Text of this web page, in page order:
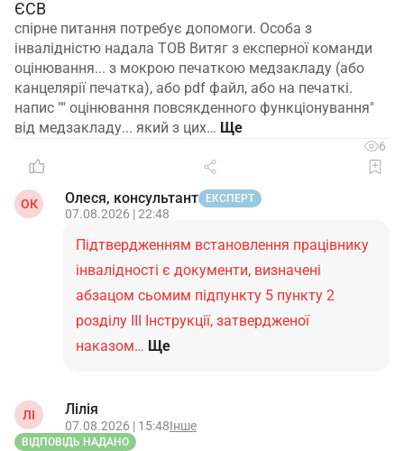
ЄСВ
спірне питання потребує допомоги. Особа з
інвалідністю надала ТОВ Витяг з експерної команди
оцінювання... з мокрою печаткою медзакладу (або
канцелярії печатка), або pdf файл, або на печаткі.
напис "" оцінювання повсякденного функціонування"
від медзакладу... який з цих…
6
ОК Олеся, консультант ЕКСПЕРТ
07.08.2026 | 22:48
Підтвердженням встановлення працівнику
інвалідності є документи, визначені
абзацом сьомим підпункту 5 пункту 2
розділу ІІІ Інструкції, затвердженої
наказом… Ще
ЛІ Лілія
07.08.2026 | 15:48Інше
ВІДПОВІДЬ НАДАНО